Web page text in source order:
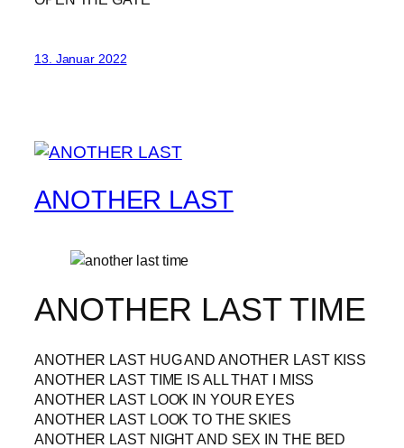
13. Januar 2022
ANOTHER LAST
ANOTHER LAST TIME
ANOTHER LAST HUG AND ANOTHER LAST KISS
ANOTHER LAST TIME IS ALL THAT I MISS
ANOTHER LAST LOOK IN YOUR EYES
ANOTHER LAST LOOK TO THE SKIES
ANOTHER LAST NIGHT AND SEX IN THE BED